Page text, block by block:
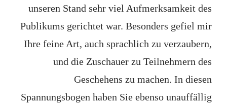
unseren Stand sehr viel Aufmerksamkeit des
Publikums gerichtet war. Besonders gefiel mir
Ihre feine Art, auch sprachlich zu verzaubern,
und die Zuschauer zu Teilnehmern des
Geschehens zu machen. In diesen
Spannungsbogen haben Sie ebenso unauffällig